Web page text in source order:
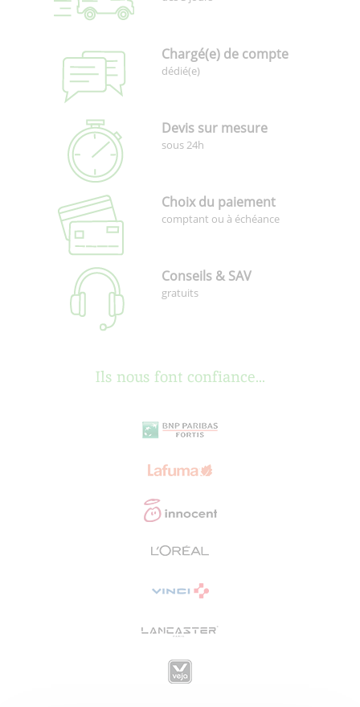
Chargé(e) de compte
dédié(e)
Devis sur mesure
sous 24h
Choix du paiement
comptant ou à échéance
Conseils & SAV
gratuits
Ils nous font confiance...